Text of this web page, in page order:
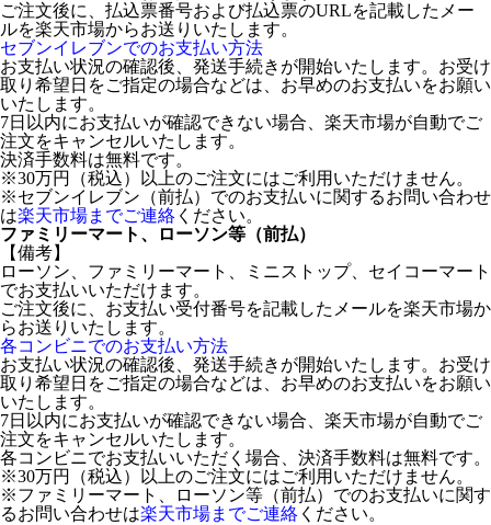
ご注文後に、払込票番号および払込票のURLを記載したメー
ルを楽天市場からお送りいたします。
セブンイレブンでのお支払い方法
お支払い状況の確認後、発送手続きが開始いたします。お受け
取り希望日をご指定の場合などは、お早めのお支払いをお願い
いたします。
7日以内にお支払いが確認できない場合、楽天市場が自動でご
注文をキャンセルいたします。
決済手数料は無料です。
※30万円（税込）以上のご注文にはご利用いただけません。
※セブンイレブン（前払）でのお支払いに関するお問い合わせ
は楽天市場までご連絡 ください。
ファミリーマート、ローソン等（前払）
【備考】
ローソン、ファミリーマート、ミニストップ、セイコーマート
でお支払いいただけます。
ご注文後に、お支払い受付番号を記載したメールを楽天市場か
らお送りいたします。
各コンビニでのお支払い方法
お支払い状況の確認後、発送手続きが開始いたします。お受け
取り希望日をご指定の場合などは、お早めのお支払いをお願い
いたします。
7日以内にお支払いが確認できない場合、楽天市場が自動でご
注文をキャンセルいたします。
各コンビニでお支払いいただく場合、決済手数料は無料です。
※30万円（税込）以上のご注文にはご利用いただけません。
※ファミリーマート、ローソン等（前払）でのお支払いに関す
るお問い合わせは楽天市場までご連絡 ください。